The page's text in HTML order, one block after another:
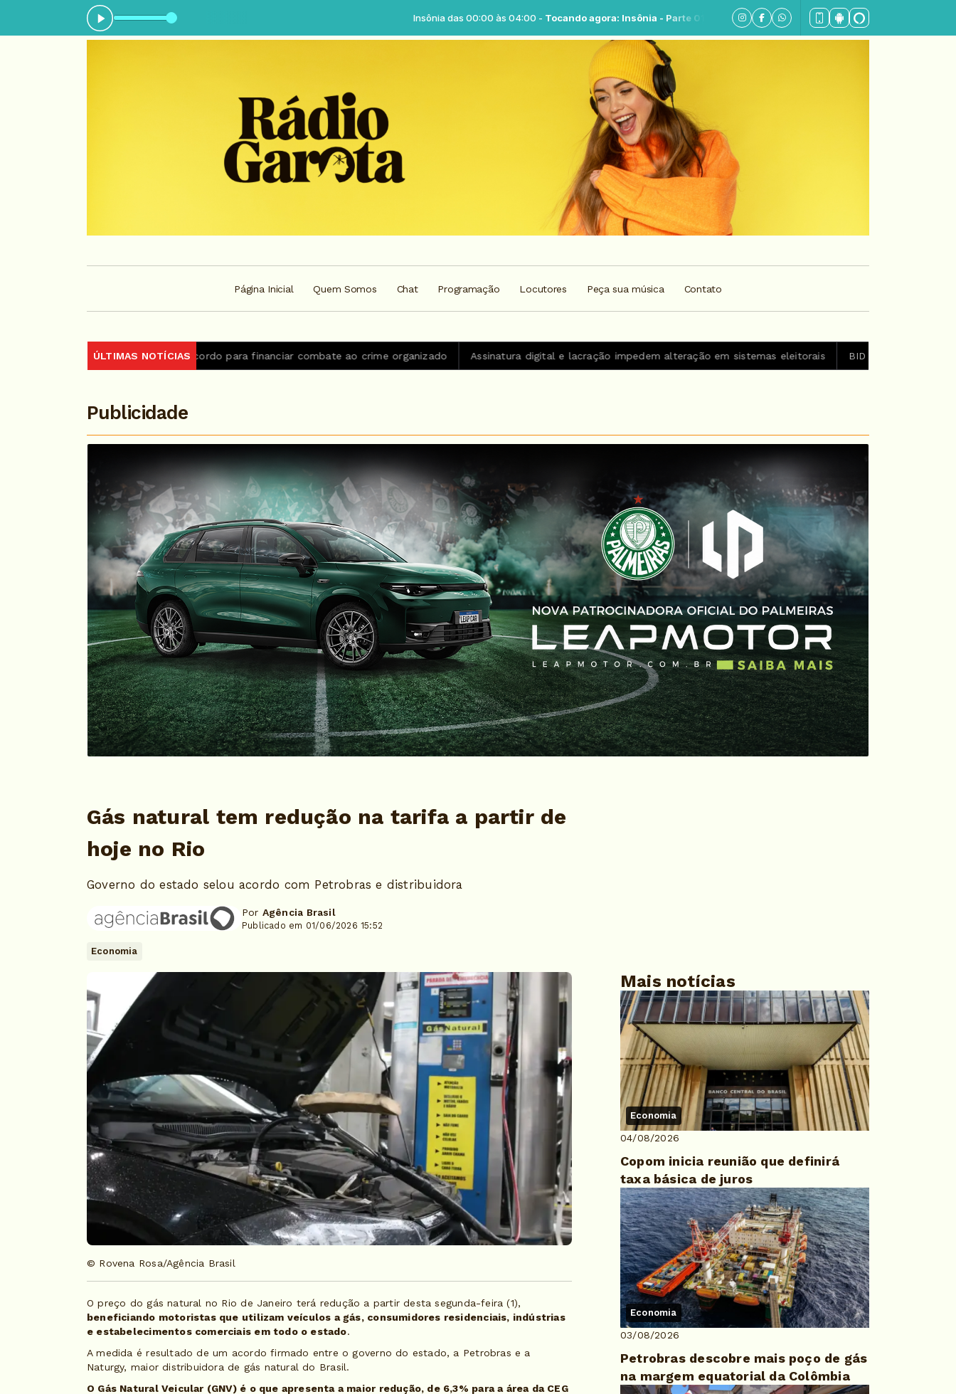
Insônia - Parte 01 Insônia das 00:00 às 04:00 -Tocando agora: Insônia - Parte 01
Página Inicial Quem Somos Chat Programação Locutores Peça sua música Contato
ÚLTIMAS NOTÍCIAS
e BID firmam acordo para financiar combate ao crime organizado Assinatura digital e lacração impedem alteração em sistemas eleitorais BID amplia para US$ 4 bilhões o fundo
Publicidade
Gás natural tem redução na tarifa a partir de
hoje no Rio
Governo do estado selou acordo com Petrobras e distribuidora
Por Agência Brasil
Publicado em 01/06/2026 15:52
Economia
© Rovena Rosa/Agência Brasil
O preço do gás natural no Rio de Janeiro terá redução a partir desta segunda-feira (1),
beneficiando motoristas que utilizam veículos a gás, consumidores residenciais, indústrias
e estabelecimentos comerciais em todo o estado.
A medida é resultado de um acordo firmado entre o governo do estado, a Petrobras e a
Naturgy, maior distribuidora de gás natural do Brasil.
O Gás Natural Veicular (GNV) é o que apresenta a maior redução, de 6,3% para a área da CEG
Mais notícias
Economia
04/08/2026
Copom inicia reunião que definirá
taxa básica de juros
Economia
03/08/2026
Petrobras descobre mais poço de gás
na margem equatorial da Colômbia